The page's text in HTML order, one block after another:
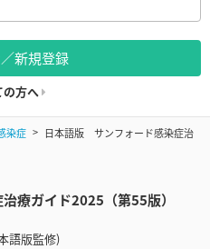
新規登録
の方へ
染症
日本語版 サンフォード感染症治
療ガイド2025（第55版）
語版監修)